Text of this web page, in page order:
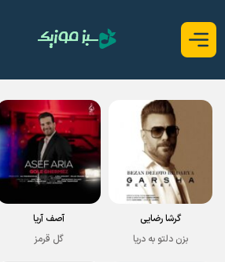
گرشا رضایی
بزن دلتو به دریا
آصف آریا
گل قرمز